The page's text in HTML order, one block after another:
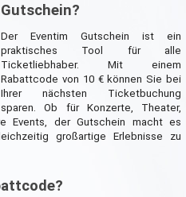
Gutschein?
Der Eventim Gutschein ist ein
praktisches Tool für alle
Ticketliebhaber. Mit einem
Rabattcode von 10 € können Sie bei
Ihrer nächsten Ticketbuchung
sparen. Ob für Konzerte, Theater,
Events, der Gutschein macht es
großartige Erlebnisse zu